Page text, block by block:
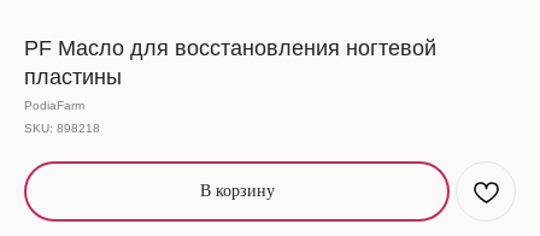
PF Масло для восстановления ногтевой
пластины
PodiaFarm
SKU: 898218
В корзину